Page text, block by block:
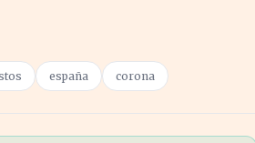
españa corona